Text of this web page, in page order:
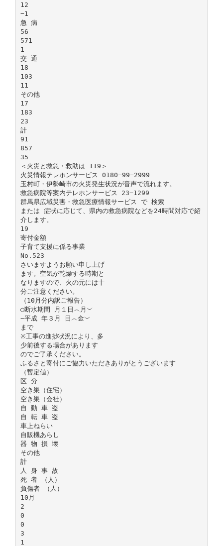
12
−1
急 病
56
571
1
交 通
18
103
11
その他
17
183
23
計
91
857
35
＜火災と救急・救助は 119＞
火災情報テレホンサービス 0180−99−2999
玉村町・伊勢崎市の火災発生状況が音声で流れます。
救急病院等案内テレホンサービス 23−1299
群馬県広域災害・救急医療情報サービス で 検索
または 症状に応じて、県内の救急病院などを24時間対応で紹
介します。
19
寄付金額
子育て支援に係る事業
No.523
さいますようお願い申し上げ
ます。空気が乾燥する時期と
なりますので、火の元には十
分ご注意ください。
（10月分内訳ご報告）
○断水期間 月１日︵月︶
∼平成 年３月 日︵金︶
まで
※工事の進捗状況により、多
少前後する場合があります
のでご了承ください。
ふるさと寄付にご協力いただきありがとうございます
（暫定値）
区 分
空き巣（住宅）
空き巣（会社）
自 動 車 盗
自 転 車 盗
車上ねらい
自販機あらし
器 物 損 壊
その他
計
人 身 事 故
死 者 （人）
負傷者 （人）
10月
2
0
0
3
1